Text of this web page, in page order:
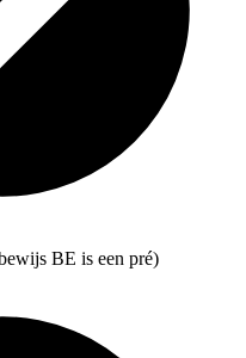
BE is een pré)